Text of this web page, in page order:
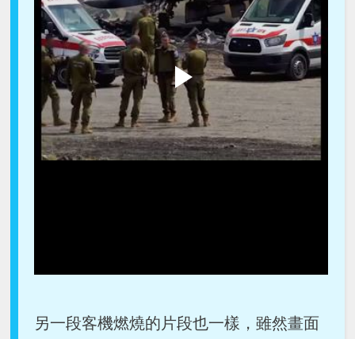
另一段客機燃燒的片段也一樣，雖然畫面